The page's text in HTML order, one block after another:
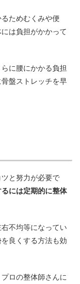
ためむくみや便
は負担がかかって
に腰にかかる負担
盤ストレッチを早
と努力が必要で
には定期的に整体
不均等になってい
良くする方法も効
ロの整体師さんに